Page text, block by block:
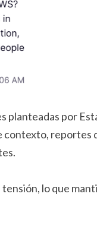
planteadas por
reportes
lo que